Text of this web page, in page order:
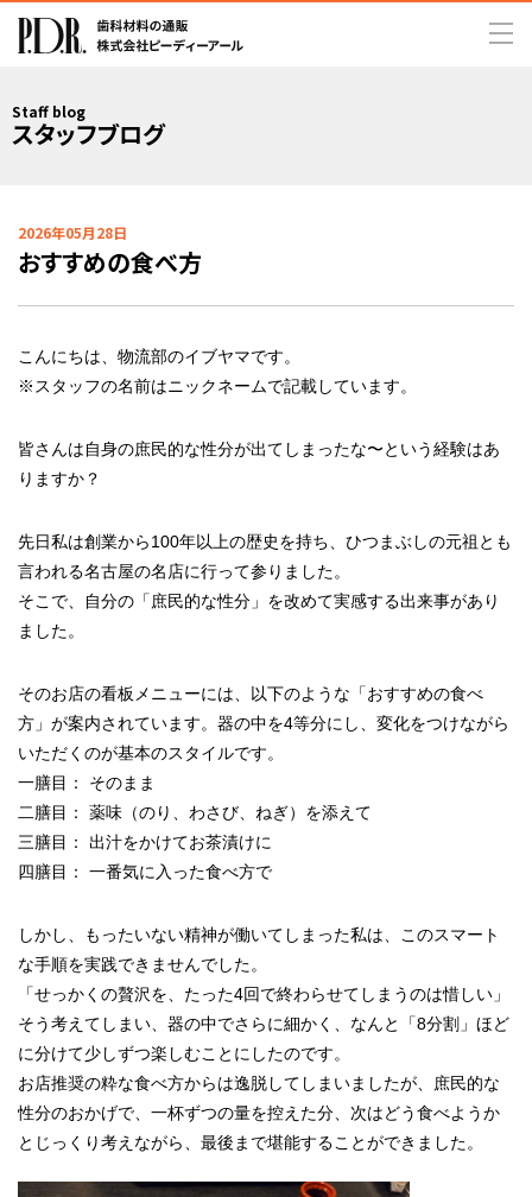
Staff blog
スタッフブログ
2026年05月28日
おすすめの食べ方
こんにちは、物流部のイブヤマです。
※スタッフの名前はニックネームで記載しています。
皆さんは自身の庶民的な性分が出てしまったな〜という経験はあ
りますか？
先日私は創業から100年以上の歴史を持ち、ひつまぶしの元祖とも
言われる名古屋の名店に行って参りました。
そこで、自分の「庶民的な性分」を改めて実感する出来事があり
ました。
そのお店の看板メニューには、以下のような「おすすめの食べ
方」が案内されています。器の中を4等分にし、変化をつけながら
いただくのが基本のスタイルです。
一膳目： そのまま
二膳目： 薬味（のり、わさび、ねぎ）を添えて
三膳目： 出汁をかけてお茶漬けに
四膳目： 一番気に入った食べ方で
しかし、もったいない精神が働いてしまった私は、このスマート
な手順を実践できませんでした。
「せっかくの贅沢を、たった4回で終わらせてしまうのは惜しい」
そう考えてしまい、器の中でさらに細かく、なんと「8分割」ほど
に分けて少しずつ楽しむことにしたのです。
お店推奨の粋な食べ方からは逸脱してしまいましたが、庶民的な
性分のおかげで、一杯ずつの量を控えた分、次はどう食べようか
とじっくり考えながら、最後まで堪能することができました。